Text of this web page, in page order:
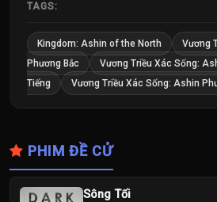
TAGS:
Kingdom: Ashin of the North
Vương
Phương Bắc
Vương Triều Xác Sống:
Tiếng
Vương Triều Xác Sống: Ashin
PHIM ĐỀ CỬ
Sông Tối